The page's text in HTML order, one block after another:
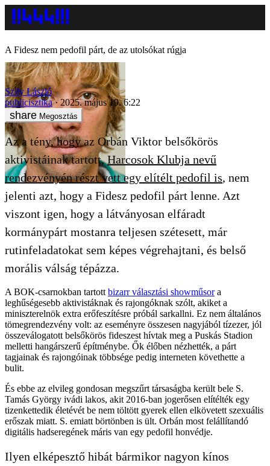
A Fidesz nem pedofil párt, de az utolsókat rúgja
Szily László
publicisztika
2025. május 19. 6:22
Megosztás
Az a tény, hogy az Orbán Viktor belsőkörös
aktivistáinak tartott,Harcosok Klubja nevű
rendezvényén részt vett egy elítélt pedofil is, nem
jelenti azt, hogy a Fidesz pedofil párt lenne. Azt
viszont igen, hogy a látványosan elfáradt
kormánypárt mostanra teljesen szétesett, már
rutinfeladatokat sem képes végrehajtani, és belső
morális válság tépázza.
A BOK-csarnokban tartott bizarr választási showműsora
leghűségesebb aktivistáknak és rajongóknak szólt, akiket a
miniszterelnök extra erőfeszítésre próbál sarkallni. Ez nem általános
tömegrendezvény volt: az eseményre összesen nagyjából tízezer, jól
összeválogatott belsőkörös fideszest hívtak meg a Puskás Stadion
melletti hangárszerű építménybe. Ők élőben nézhették, a párt
tagjainak és rajongóinak többsége pedig interneten követhette a
bulit.
És ebbe az elvileg gondosan megszűrt társaságba került bele S.
Tamás György ivádi lakos, akit 2016-ban jogerősen elítélték egy
tizenkettedik életévét be nem töltött gyerek ellen elkövetett szexuális
erőszak miatt. S. emiatt börtönben is ült. Orbán most felállítandó
digitális hadseregének máris van egy pedofil honvédje.
Ilyen elképesztő hibát bármikor nagyon kínos